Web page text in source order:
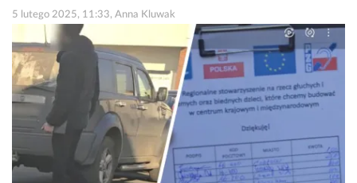
5 lutego 2025, 11:33, Anna Kluwak